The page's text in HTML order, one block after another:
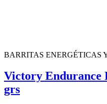
BARRITAS ENERGÉTICAS
Victory Endurance
grs